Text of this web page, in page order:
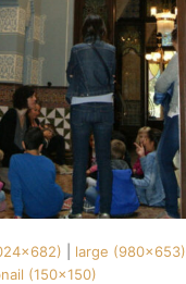
large (980x653)
(150x150)